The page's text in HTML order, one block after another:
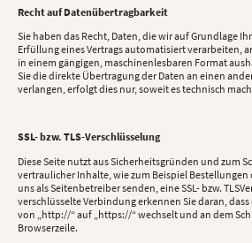
Recht auf Datenübertragbarkeit
Sie haben das Recht, Daten, die wir auf Grundlage
Erfüllung eines Vertrags automatisiert verarbeiten,
in einem gängigen, maschinenlesbaren Format
Sie die direkte Übertragung der Daten an einen
verlangen, erfolgt dies nur, soweit es technisch
SSL- bzw. TLS-Verschlüsselung
Diese Seite nutzt aus Sicherheitsgründen und zum
vertraulicher Inhalte, wie zum Beispiel Bestellungen
uns als Seitenbetreiber senden, eine SSL- bzw.
verschlüsselte Verbindung erkennen Sie daran,
von „http://“ auf „https://“ wechselt und an dem
Browserzeile.